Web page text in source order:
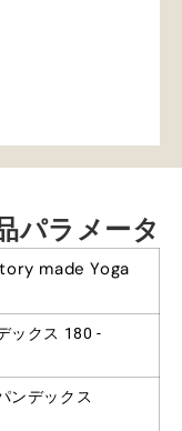
パラメータ
made Yoga
ックス 180 -
ンデックス